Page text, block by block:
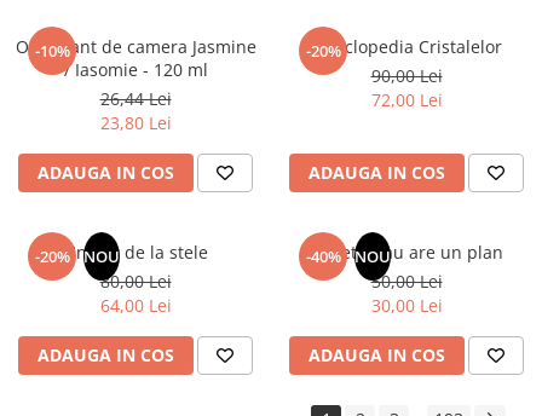
Articole scolare
Arta
Caiete si Carnetele scolare
Ghiozdane si Penare scolare
Instrumente si Truse Geometrie
Seturi scolare
Calculator
Consumabile & Accesorii
Cadouri
-10%
Odorizant de camera Jasmine
/ Iasomie - 120 ml
26,44 Lei
23,80 Lei
ADAUGA IN COS
-20%
Enciclopedia Cristalelor
90,00 Lei
72,00 Lei
ADAUGA IN COS
-20% NOU
Un dar de la stele
80,00 Lei
64,00 Lei
ADAUGA IN COS
-40% NOU
Sufletul tau are un plan
50,00 Lei
30,00 Lei
ADAUGA IN COS